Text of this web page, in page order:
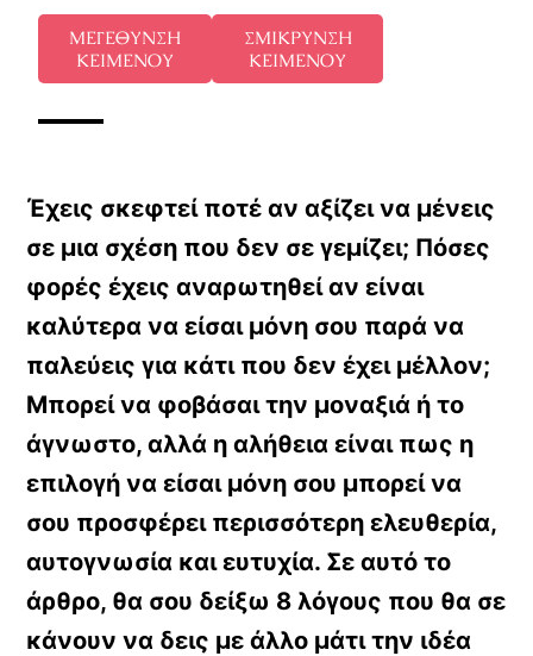
ΜΕΓΕΘΥΝΣΗ
ΚΕΙΜΕΝΟΥ
ΣΜΙΚΡΥΝΣΗ
ΚΕΙΜΕΝΟΥ
Έχεις σκεφτεί ποτέ αν αξίζει να μένεις
σε μια σχέση που δεν σε γεμίζει; Πόσες
φορές έχεις αναρωτηθεί αν είναι
καλύτερα να είσαι μόνη σου παρά να
παλεύεις για κάτι που δεν έχει μέλλον;
Μπορεί να φοβάσαι την μοναξιά ή το
άγνωστο, αλλά η αλήθεια είναι πως η
επιλογή να είσαι μόνη σου μπορεί να
σου προσφέρει περισσότερη ελευθερία,
αυτογνωσία και ευτυχία. Σε αυτό το
άρθρο, θα σου δείξω 8 λόγους που θα σε
κάνουν να δεις με άλλο μάτι την ιδέα